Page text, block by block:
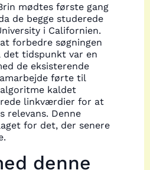
mødtes første gang
de begge studerede
i Californien.
forbedre søgningen
tidspunkt var en
de eksisterende
førte til
kaldet
linkværdier for at
relevans. Denne
for det, der senere
denne